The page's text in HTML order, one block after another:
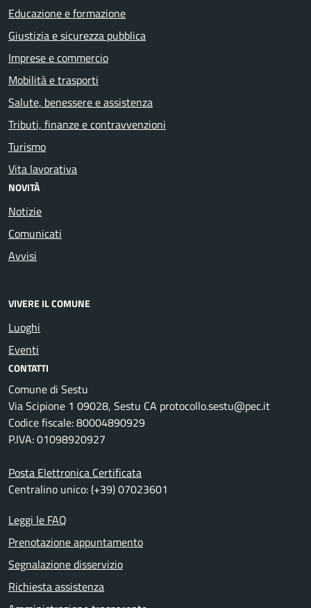
Educazione e formazione
Giustizia e sicurezza pubblica
Imprese e commercio
Mobilità e trasporti
Salute, benessere e assistenza
Tributi, finanze e contravvenzioni
Turismo
Vita lavorativa
NOVITÀ
Notizie
Comunicati
Avvisi
VIVERE IL COMUNE
Luoghi
Eventi
CONTATTI
Comune di Sestu
Via Scipione 1 09028, Sestu CA protocollo.sestu@pec.it
Codice fiscale: 80004890929
P.IVA: 01098920927
Posta Elettronica Certificata
Centralino unico: (+39) 07023601
Leggi le FAQ
Prenotazione appuntamento
Segnalazione disservizio
Richiesta assistenza